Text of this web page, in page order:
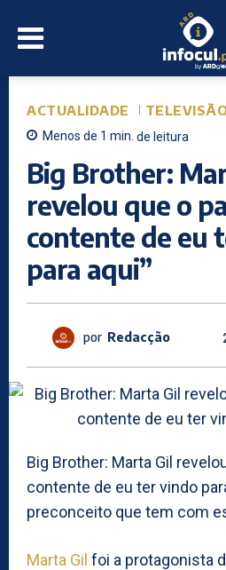
ACTUALIDADE
Menos de 1 min. de leitura
Big Brother:
revelou que o
contente de eu
para aqui”
por Redacção
Big Brother: Marta Gil
contente de eu ter vindo
preconceito que tem com
Marta Gil foi a protagonista